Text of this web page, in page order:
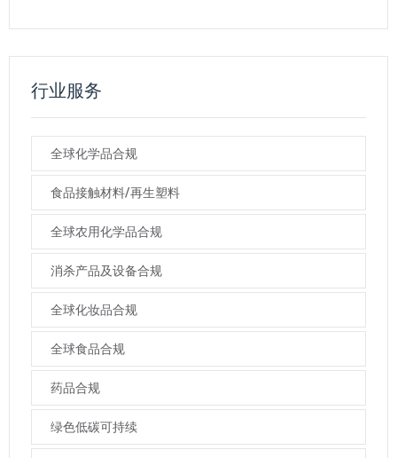
行业服务
全球化学品合规
食品接触材料/再生塑料
全球农用化学品合规
消杀产品及设备合规
全球化妆品合规
全球食品合规
药品合规
绿色低碳可持续